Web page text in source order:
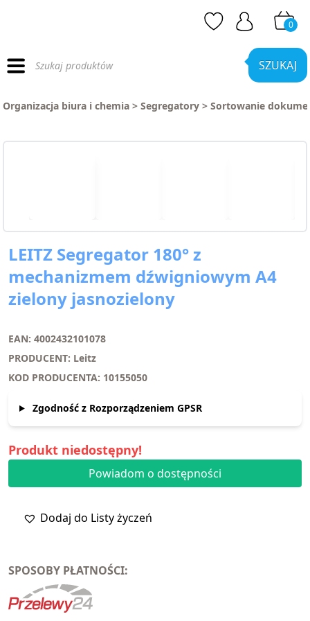
0
produktów SZUKAJ
Organizacja biura i chemia > Segregatory > Sortowanie
LEITZ Segregator 180° z
mechanizmem dźwigniowym A4
zielony jasnozielony
EAN: 4002432101078
PRODUCENT: Leitz
KOD PRODUCENTA: 10155050
Zgodność z Rozporządzeniem GPSR
Produkt niedostępny!
Powiadom o dostępności
Dodaj do Listy życzeń
SPOSOBY PŁATNOŚCI: